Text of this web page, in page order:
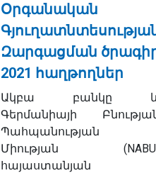
Օրգանական
Զարգացման
2021 հաղթողներ
Ակբա բանկը
Գերմանիայի
Պահպանության
Միության
հայաստանյան